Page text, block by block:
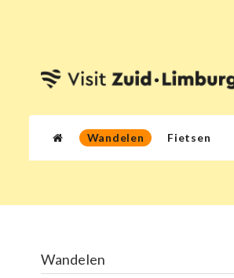
Wandelen Fietsen
Wandelen